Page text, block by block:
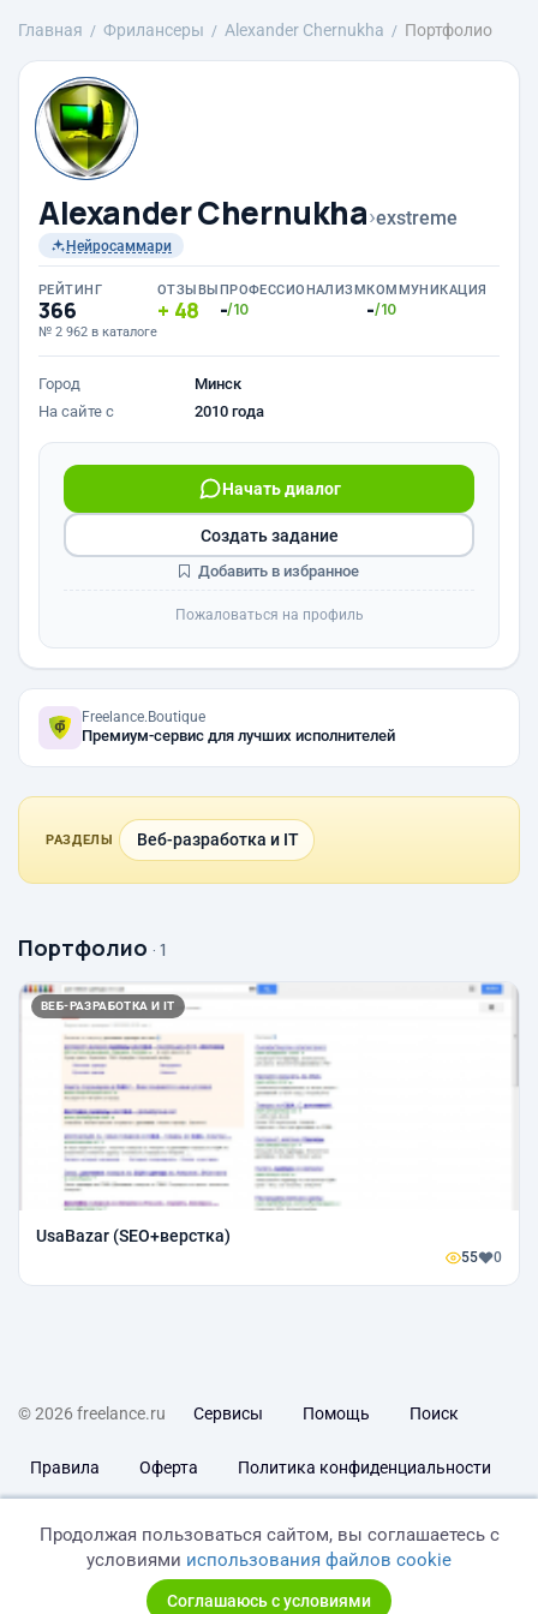
Главная Фрилансеры Alexander Chernukha Портфолио
Alexander Chernukha›exstreme
Нейросаммари
РЕЙТИНГ
366
№ 2 962 в каталоге
ОТЗЫВЫ
48
ПРОФЕССИОНАЛИЗМ
-/10
КОММУНИКАЦИЯ
-/10
Город
Минск
На сайте с
2010 года
Начать диалог
Создать задание
Добавить в избранное
Пожаловаться на профиль
Freelance.Boutique
Премиум-сервис для лучших исполнителей
РАЗДЕЛЫ Веб-разработка и IT
Портфолио · 1
ВЕБ-РАЗРАБОТКА И IT
UsaBazar (SEO+верстка)
55 0
© 2026 freelance.ru Сервисы Помощь Поиск
Правила Оферта Политика конфиденциальности
Продолжая пользоваться сайтом, вы соглашаетесь с
условиями использования файлов cookie
Соглашаюсь с условиями